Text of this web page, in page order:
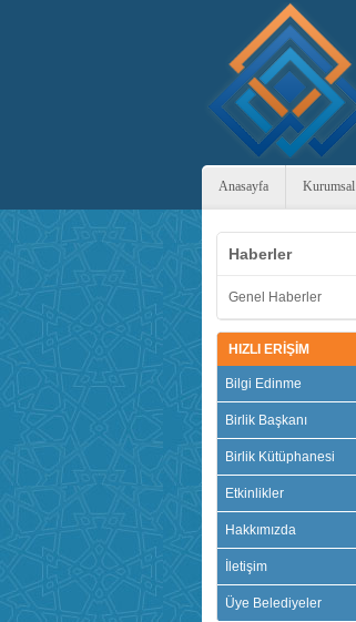
Anasayfa Kurumsal
Haberler
Genel Haberler
HIZLI ERİŞİM
Bilgi Edinme
Birlik Başkanı
Birlik Kütüphanesi
Etkinlikler
Hakkımızda
İletişim
Üye Belediyeler